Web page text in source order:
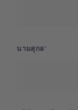
นามสุกล